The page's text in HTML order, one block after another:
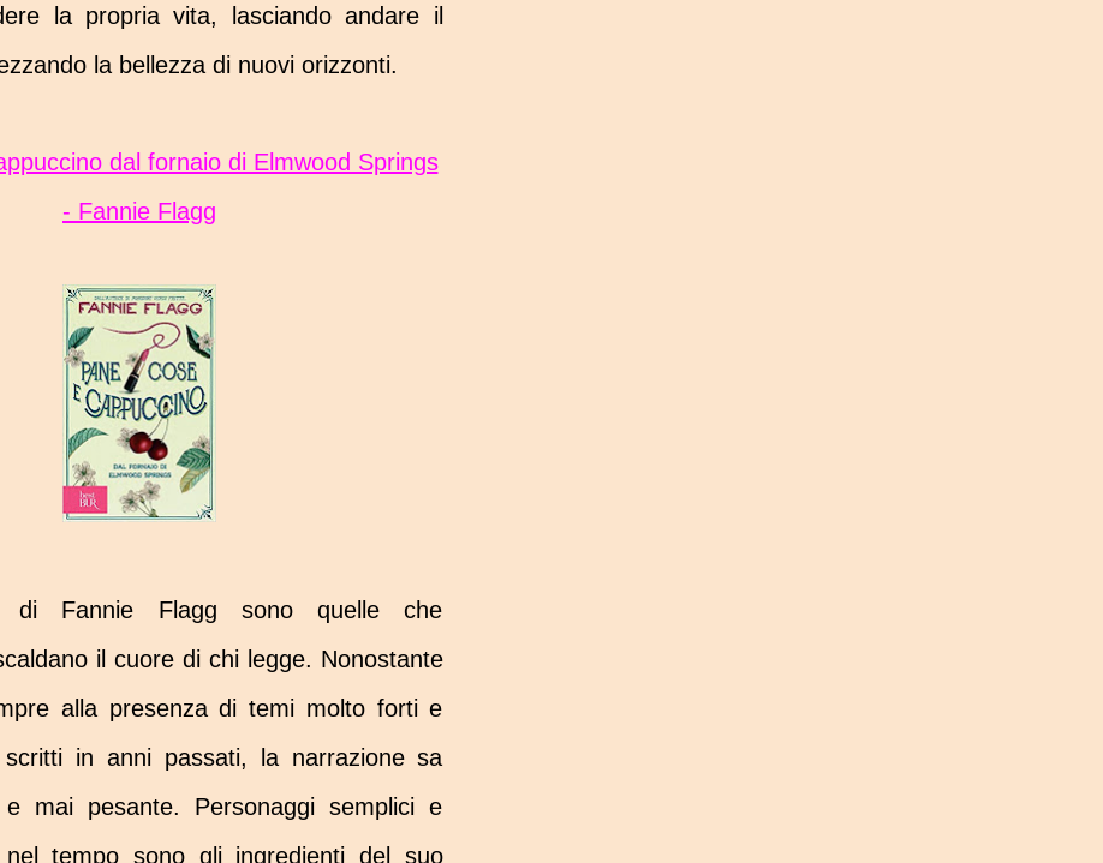
la propria vita, lasciando andare il
la bellezza di nuovi orizzonti.
- Fannie Flagg
di Fannie Flagg sono quelle che
il cuore di chi legge. Nonostante
alla presenza di temi molto forti e
in anni passati, la narrazione sa
mai pesante. Personaggi semplici e
nel tempo sono gli ingredienti del suo